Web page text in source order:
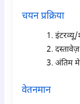
चयन प्रक्रिया
इंटरव्यू/
अंतिम
वेतनमान